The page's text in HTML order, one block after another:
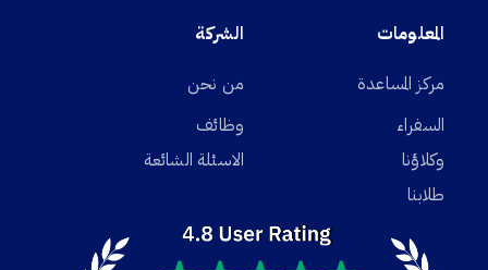
المعلومات
مركز المساعدة
السفراء
وكلاؤنا
طلابنا
الشركة
من نحن
وظائف
الاسئلة الشائعة